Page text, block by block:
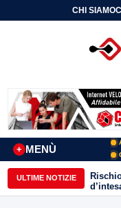
CHI SIAMO
MENÙ
+
ULTIME NOTIZIE